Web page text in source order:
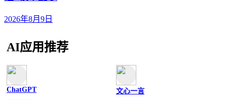
2026年8月9日
AI应用推荐
ChatGPT 文心一言